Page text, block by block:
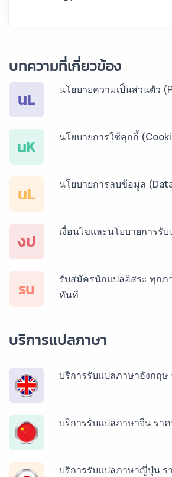
บทความที่เกี่ยวข้อง
นL นโยบายความเป็นส่วนตัว
นK นโยบายการใช้คุกกี้
นL นโยบายการลบข้อมูล
งป เงื่อนไขและนโยบายการรั
รน
รับสมัครนักแปลอิสระ ทุกภ
ทันที
บริการแปลภาษา
บริการรับแปลภาษาอังกฤษ
บริการรับแปลภาษาจีน ราค
บริการรับแปลภาษาญี่ปุ่น ร